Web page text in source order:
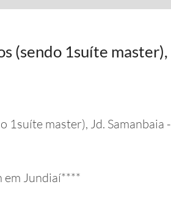
(sendo 1suíte master),
1suíte master), Jd. Samanbaia -
em Jundiaí****